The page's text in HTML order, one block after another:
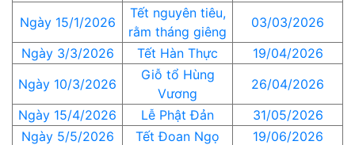
Ngày 15/1/2026
Tết nguyên tiêu,
rằm tháng giêng
03/03/2026
Ngày 3/3/2026
Tết Hàn Thực
19/04/2026
Ngày 10/3/2026
Giỗ tổ Hùng
Vương
26/04/2026
Ngày 15/4/2026
Lễ Phật Đản
31/05/2026
Ngày 5/5/2026
Tết Đoan Ngọ
19/06/2026